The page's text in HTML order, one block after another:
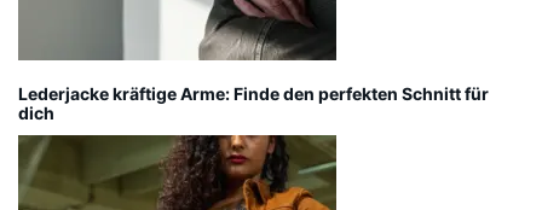
Lederjacke kräftige Arme: Finde den perfekten Schnitt für
dich